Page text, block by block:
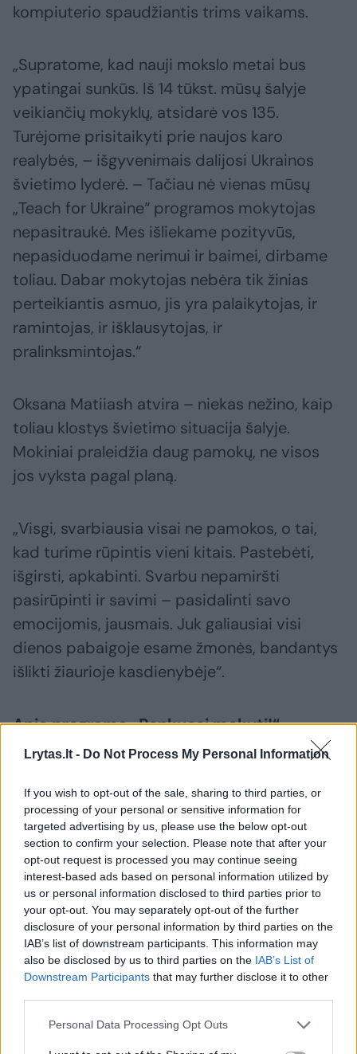
Lrytas.lt - Do Not Process My Personal Information
If you wish to opt-out of the sale, sharing to third parties, or
processing of your personal or sensitive information for
targeted advertising by us, please use the below opt-out
section to confirm your selection. Please note that after your
opt-out request is processed you may continue seeing
interest-based ads based on personal information utilized by
us or personal information disclosed to third parties prior to
your opt-out. You may separately opt-out of the further
disclosure of your personal information by third parties on the
IAB’s list of downstream participants. This information may
also be disclosed by us to third parties on the IAB’s List of
Downstream Participants that may further disclose it to other
Personal Data Processing Opt Outs
kompiuterio spaudžiantis trims vaikams.
„Supratome, kad nauji mokslo metai bus
ypatingai sunkūs. Iš 14 tūkst. mūsų šalyje
veikiančių mokyklų, atsidarė vos 135.
Turėjome prisitaikyti prie naujos karo
realybės, – išgyvenimais dalijosi Ukrainos
švietimo lyderė. – Tačiau nė vienas mūsų
„Teach for Ukraine“ programos mokytojas
nepasitraukė. Mes išliekame pozityvūs,
nepasiduodame nerimui ir baimei, dirbame
toliau. Dabar mokytojas nebėra tik žinias
perteikiantis asmuo, jis yra palaikytojas, ir
ramintojas, ir išklausytojas, ir
pralinksmintojas.“
Oksana Matiiash atvira – niekas nežino, kaip
toliau klostys švietimo situacija šalyje.
Mokiniai praleidžia daug pamokų, ne visos
jos vyksta pagal planą.
„Visgi, svarbiausia visai ne pamokos, o tai,
kad turime rūpintis vieni kitais. Pastebėti,
išgirsti, apkabinti. Svarbu nepamiršti
pasirūpinti ir savimi – pasidalinti savo
emocijomis, jausmais. Juk galiausiai visi
dienos pabaigoje esame žmonės, bandantys
išlikti žiaurioje kasdienybėje“.
Apie programą „Renkuosi mokyti!“
bendruomenę – programos dalyvius ir
alumnus, mokytojus, mokyklas – ir siekia į
Lietuvos švietimą atnešti pozityvius
pokyčius.
Siekdama pokyčių, programa pritraukia
motyvuotus, į pagalbą kitam orientuotus
dalyvius, kurie mokyklose dirba dvejus
metus. Baigus programą, apie 75 proc.
dalyvių lieka švietimo lauke ir tęsia darbą,